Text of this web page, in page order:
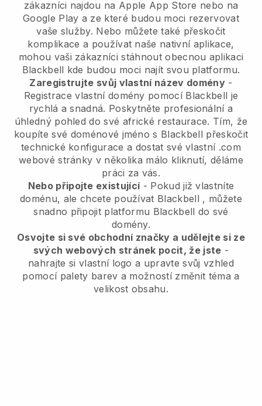
zákazníci najdou na Apple App Store nebo na
Google Play a ze které budou moci rezervovat
vaše služby. Nebo můžete také přeskočit
komplikace a používat naše nativní aplikace,
mohou vaši zákazníci stáhnout obecnou aplikaci
Blackbell kde budou moci najít svou platformu.
Zaregistrujte svůj vlastní název domény-
Registrace vlastní domény pomocí Blackbell je
rychlá a snadná. Poskytněte profesionální a
úhledný pohled do své africké restaurace. Tím, že
koupíte své doménové jméno s Blackbell přeskočit
technické konfigurace a dostat své vlastní .com
webové stránky v několika málo kliknutí, děláme
práci za vás.
Nebo připojte existující- Pokud již vlastníte
doménu, ale chcete používat Blackbell , můžete
snadno připojit platformu Blackbell do své
domény.
Osvojte si své obchodní značky a udělejte si ze
svých webových stránek pocit, že jste -
nahrajte si vlastní logo a upravte svůj vzhled
pomocí palety barev a možností změnit téma a
velikost obsahu.